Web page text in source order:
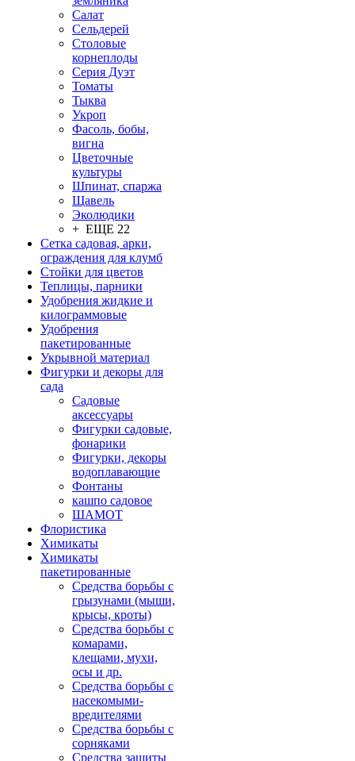
Салат
Сельдерей
Столовые
корнеплоды
Серия Дуэт
Томаты
Тыква
Укроп
Фасоль, бобы,
вигна
Цветочные
культуры
Шпинат, спаржа
Щавель
Эколюдики
+ ЕЩЕ 22
Сетка садовая, арки,
ограждения для клумб
Стойки для цветов
Теплицы, парники
Удобрения жидкие и
килограммовые
Удобрения
пакетированные
Укрывной материал
Фигурки и декоры для
сада
Садовые
аксессуары
Фигурки садовые,
фонарики
Фигурки, декоры
водоплавающие
Фонтаны
кашпо садовое
ШАМОТ
Флористика
Химикаты
Химикаты
пакетированные
Средства борьбы с
грызунами (мыши,
крысы, кроты)
Средства борьбы с
комарами,
клещами, мухи,
осы и др.
Средства борьбы с
насекомыми-
вредителями
Средства борьбы с
сорняками
Средства защиты